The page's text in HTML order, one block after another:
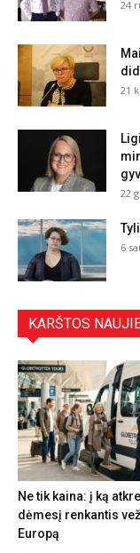
24
21
22
6
KARŠTOS
Ne tik kaina: į ką
dėmesį renkantis
Europą